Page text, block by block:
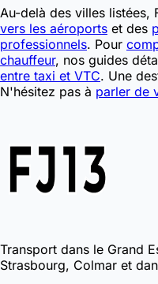
Au-delà des villes listées,
vers les aéroports et des
professionnels. Pour
chauffeur, nos guides
entre taxi et VTC. Une
N'hésitez pas à parler de
Transport dans le Grand
Strasbourg, Colmar et